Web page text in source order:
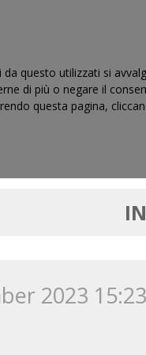
2023 15:23
questo utilizzati si
di più o negare il
questa pagina,